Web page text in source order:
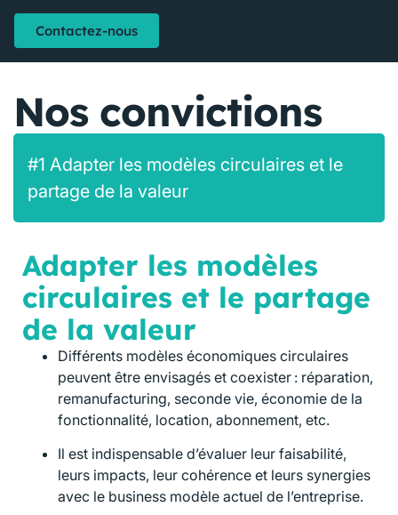
Contactez-nous
Nos convictions
#1 Adapter les modèles circulaires et le
partage de la valeur
Adapter les modèles
circulaires et le partage
de la valeur
Différents modèles économiques circulaires
peuvent être envisagés et coexister : réparation,
remanufacturing, seconde vie, économie de la
fonctionnalité, location, abonnement, etc.
Il est indispensable d’évaluer leur faisabilité,
leurs impacts, leur cohérence et leurs synergies
avec le business modèle actuel de l’entreprise.